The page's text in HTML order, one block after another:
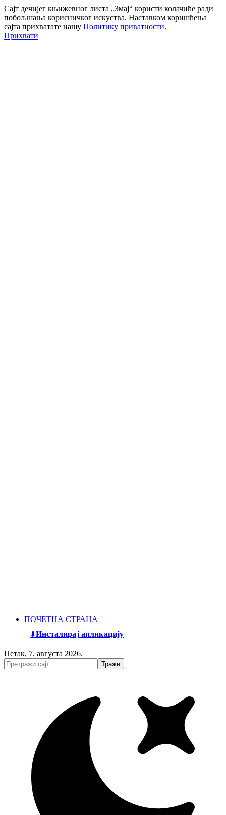
Сајт дечијег књижевног листа „Змај“ користи колачиће ради
побољшања корисничког искуства. Наставком коришћења
сајта прихватате нашу Политику приватности.
Прихвати
ПОЧЕТНА СТРАНА
Инсталирај апликацију
Петак, 7. августа 2026.